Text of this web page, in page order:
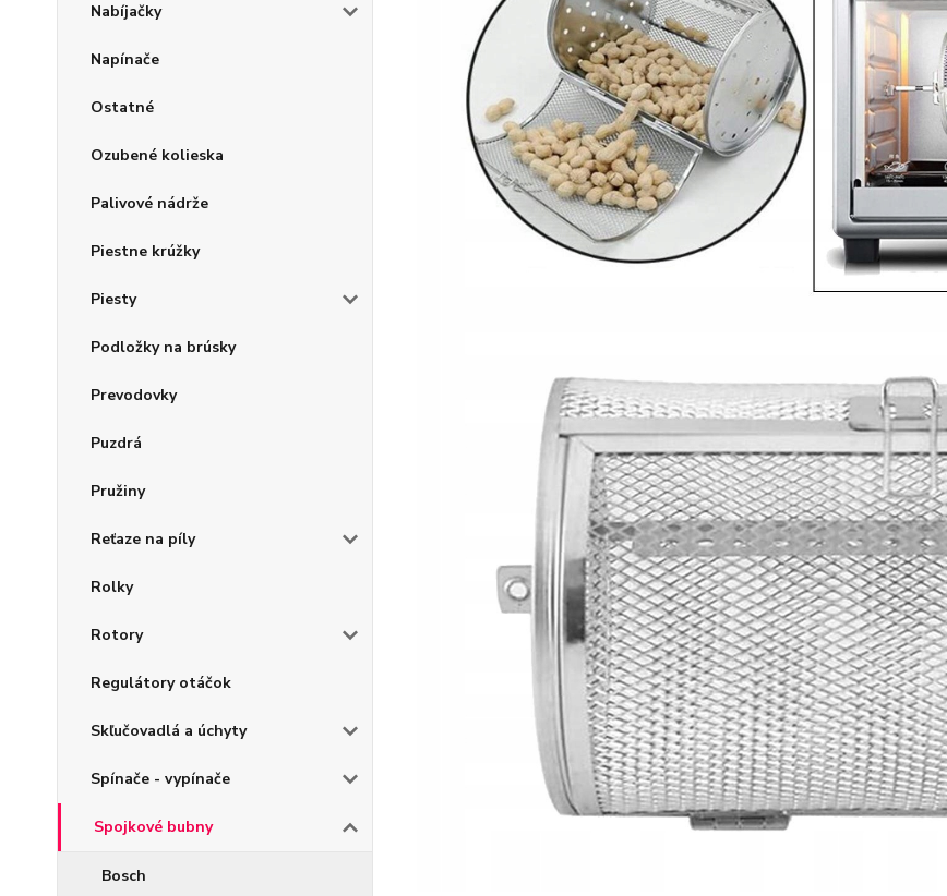
Nabíjačky
Napínače
Ostatné
Ozubené kolieska
Palivové nádrže
Piestne krúžky
Piesty
Podložky na brúsky
Prevodovky
Puzdrá
Pružiny
Reťaze na píly
Rolky
Rotory
Regulátory otáčok
Skľučovadlá a úchyty
Spínače - vypínače
Spojkové bubny
Bosch